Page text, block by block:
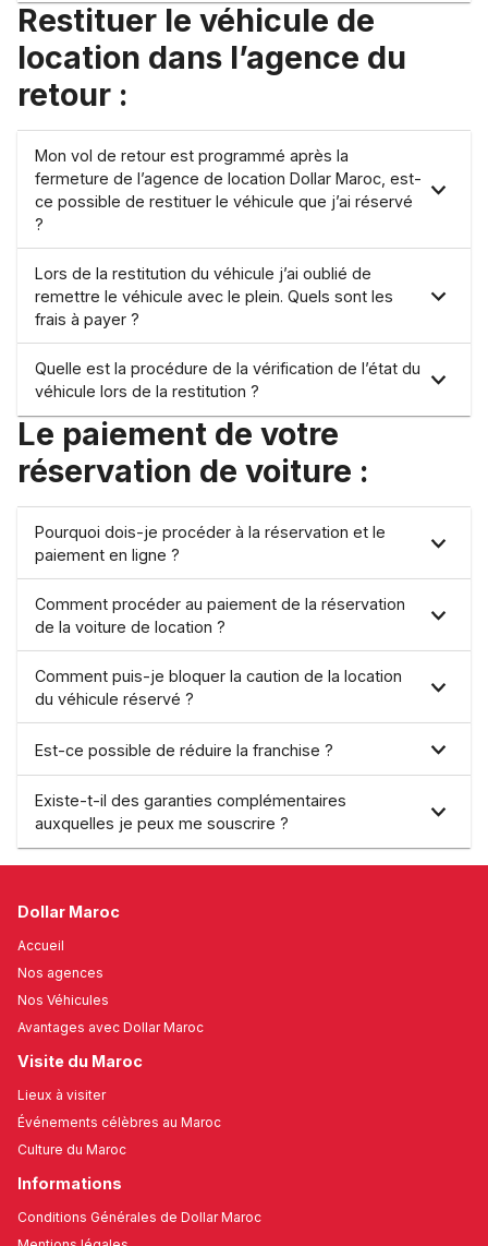
Restituer le véhicule de
location dans l’agence du
retour :
Mon vol de retour est programmé après la
fermeture de l’agence de location Dollar Maroc, est-
ce possible de restituer le véhicule que j’ai réservé
?
Lors de la restitution du véhicule j’ai oublié de
remettre le véhicule avec le plein. Quels sont les
frais à payer ?
Quelle est la procédure de la vérification de l’état du
véhicule lors de la restitution ?
Le paiement de votre
réservation de voiture :
Pourquoi dois-je procéder à la réservation et le
paiement en ligne ?
Comment procéder au paiement de la réservation
de la voiture de location ?
Comment puis-je bloquer la caution de la location
du véhicule réservé ?
Est-ce possible de réduire la franchise ?
Existe-t-il des garanties complémentaires
auxquelles je peux me souscrire ?
Dollar Maroc
Accueil
Nos agences
Nos Véhicules
Avantages avec Dollar Maroc
Visite du Maroc
Lieux à visiter
Événements célèbres au Maroc
Culture du Maroc
Informations
Conditions Générales de Dollar Maroc